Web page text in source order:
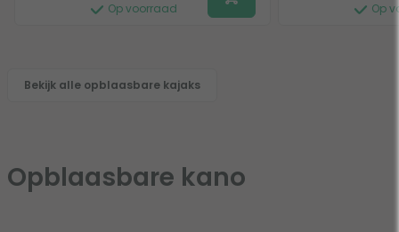
Op voorraad Op
Bekijk alle opblaasbare kajaks
Opblaasbare kano